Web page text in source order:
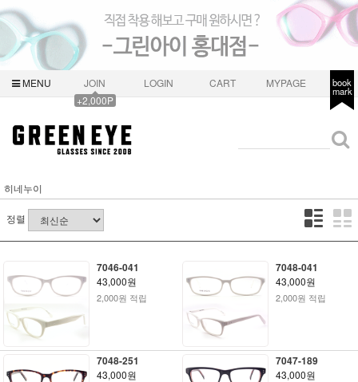
MENU
JOIN
+2,000P
LOGIN CART MYPAGE book
mark
히네누이
정렬
7046-041
43,000원
2,000원 적립
7048-041
43,000원
2,000원 적립
7048-251
43,000원
7047-189
43,000원